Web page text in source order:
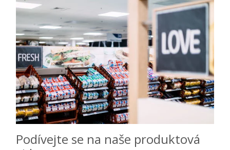
Podívejte se na naše produktová